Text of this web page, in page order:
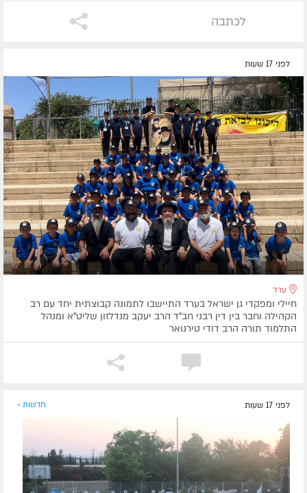
לכתבה
לפני 17 שעות
ערד
חיילי ומפקדי גן ישראל בערד התיישבו לתמונה קבוצתית יחד עם רב
הקהילה וחבר בין דין רבני חב"ד הרב יעקב מנדלזון שליט"א ומנהל
התלמוד תורה הרב דודי טירנואר
לפני 17 שעות חדשות »